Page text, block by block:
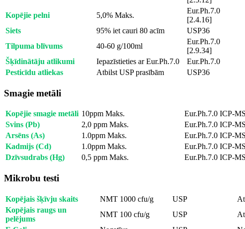
Kopējie pelni 5,0% Maks.
Eur.Ph.7.0
[2.4.16]
Siets
95% iet cauri 80 acīm USP36
Tilpuma blīvums
40-60 g/100ml
Eur.Ph.7.0
[2.9.34]
Šķīdinātāju atlikumi
Iepazīstieties ar Eur.Ph.7.0 Eur.Ph.7.0
Pesticīdu atliekas
Atbilst USP prasībām USP36
Smagie metāli
Kopējie smagie metāli 10ppm Maks. Eur.Ph.7.0 ICP-MS
Svins (Pb)
2,0 ppm Maks. Eur.Ph.7.0 ICP-MS
Arsēns (As)
1.0ppm Maks. Eur.Ph.7.0 ICP-MS
Kadmijs (Cd)
1.0ppm Maks. Eur.Ph.7.0 ICP-MS
Dzīvsudrabs (Hg)
0,5 ppm Maks. Eur.Ph.7.0 ICP-MS
Mikrobu testi
Kopējais šķīvju skaits NMT 1000 cfu/g USP
Kopējais raugs un
pelējums
NMT 100 cfu/g USP